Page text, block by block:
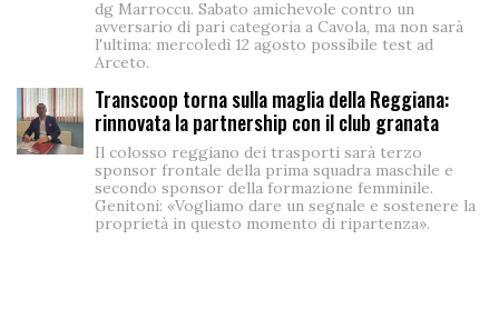
dg Marroccu. Sabato amichevole contro un
avversario di pari categoria a Cavola, ma non sarà
l'ultima: mercoledì 12 agosto possibile test ad
Arceto.
Transcoop torna sulla maglia della Reggiana:
rinnovata la partnership con il club granata
Il colosso reggiano dei trasporti sarà terzo
sponsor frontale della prima squadra maschile e
secondo sponsor della formazione femminile.
Genitoni: «Vogliamo dare un segnale e sostenere la
proprietà in questo momento di ripartenza».